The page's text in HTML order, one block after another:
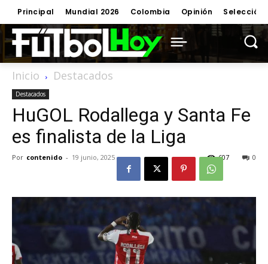
Principal Mundial 2026 Colombia Opinión Selección
Inicio Destacados
Destacados
HuGOL Rodallega y Santa Fe
es finalista de la Liga
Por contenido - 19 junio, 2025 0
607